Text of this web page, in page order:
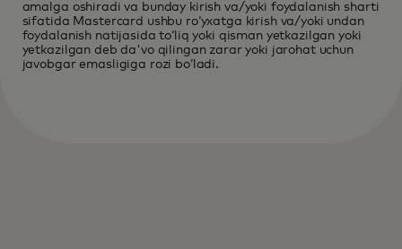
amalga oshiradi va bunday kirish va/yoki foydalanish sharti
sifatida Mastercard ushbu roʻyxatga kirish va/yoki undan
foydalanish natijasida toʻliq yoki qisman yetkazilgan yoki
yetkazilgan deb da'vo qilingan zarar yoki jarohat uchun
javobgar emasligiga rozi boʻladi.